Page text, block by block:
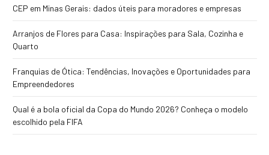
CEP em Minas Gerais: dados úteis para moradores e empresas
Arranjos de Flores para Casa: Inspirações para Sala, Cozinha e
Quarto
Franquias de Ótica: Tendências, Inovações e Oportunidades para
Empreendedores
Qual é a bola oficial da Copa do Mundo 2026? Conheça o modelo
escolhido pela FIFA